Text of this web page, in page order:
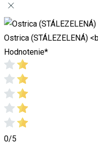
Ostrica (STÁLEZELENÁ)
Hodnotenie*
0/5